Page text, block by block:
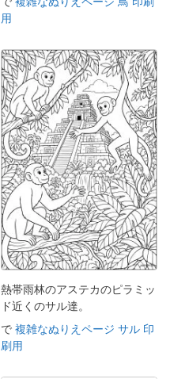
用
熱帯雨林のアステカのピラミッ
ド近くのサル達。
で 複雑なぬりえページ サル 印
刷用